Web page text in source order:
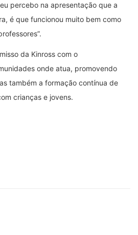
percebo na apresentação que a
é que funcionou muito bem como
da Kinross com o
onde atua, promovendo
também a formação contínua de
crianças e jovens.